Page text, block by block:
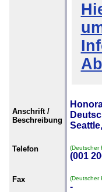
Anschrift /
Beschreibung
Telefon (Deutscher
(001
Fax (Deutscher
-